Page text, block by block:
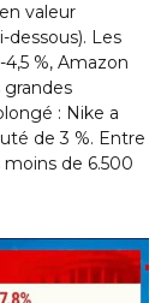
valeur
dessous). Les
%, Amazon
grandes
: Nike a
de 3 %. Entre
de 6.500